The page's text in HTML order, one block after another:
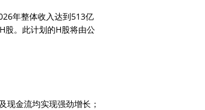
年整体收入达到513亿
股。此计划的H股将由公
现金流均实现强劲增长；